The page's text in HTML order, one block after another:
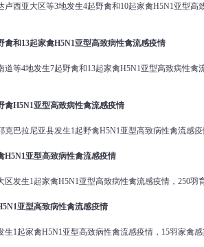
卢西亚大区等3地发生4起野禽和10起家禽H5N1亚型高
禽和 13起家禽H5N1亚型高致病性禽流感疫情
道等4地发生7起野禽和13起家禽H5N1亚型高致病性禽
禽H5N1亚型高致病性禽流感疫情
巴拉尼亚县发生1起野禽H5N1亚型高致病性禽流感疫
H5N1亚型高致病性禽流感疫情
发生1起家禽H5N1亚型高致病性禽流感疫情，250羽
亚型高致病性禽流感疫情
1起家禽H5N1亚型高致病性禽流感疫情，15羽家禽感